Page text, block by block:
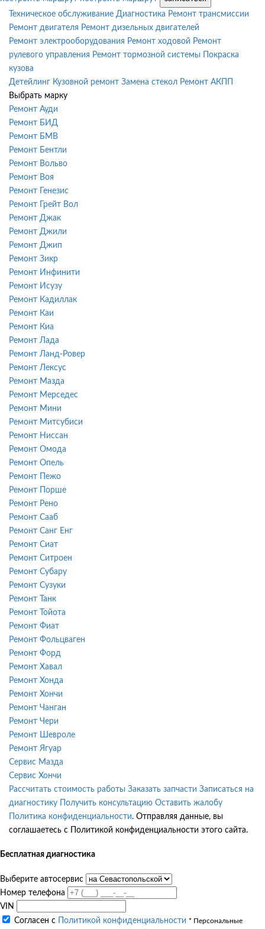
Техническое обслуживание Диагностика Ремонт трансмиссии
Ремонт двигателя Ремонт дизельных двигателей
Ремонт электрооборудования Ремонт ходовой Ремонт
рулевого управления Ремонт тормозной системы
Покраска
кузова
Детейлинг Кузовной ремонт Замена стекол Ремонт АКПП
Выбрать марку
Ремонт Ауди
Ремонт БИД
Ремонт БМВ
Ремонт Бентли
Ремонт Вольво
Ремонт Воя
Ремонт Генезис
Ремонт Грейт Вол
Ремонт Джак
Ремонт Джили
Ремонт Джип
Ремонт Зикр
Ремонт Инфинити
Ремонт Исузу
Ремонт Кадиллак
Ремонт Каи
Ремонт Киа
Ремонт Лада
Ремонт Ланд-Ровер
Ремонт Лексус
Ремонт Мазда
Ремонт Мерседес
Ремонт Мини
Ремонт Митсубиси
Ремонт Ниссан
Ремонт Омода
Ремонт Опель
Ремонт Пежо
Ремонт Порше
Ремонт Рено
Ремонт Сааб
Ремонт Санг Енг
Ремонт Сиат
Ремонт Ситроен
Ремонт Субару
Ремонт Сузуки
Ремонт Танк
Ремонт Тойота
Ремонт Фиат
Ремонт Фольцваген
Ремонт Форд
Ремонт Хавал
Ремонт Хонда
Ремонт Хончи
Ремонт Чанган
Ремонт Чери
Ремонт Шевроле
Ремонт Ягуар
Сервис Мазда
Сервис Хончи
Рассчитать стоимость работы Заказать запчасти Записаться на
диагностику
Получить консультацию Оставить жалобу
Политика конфиденциальности. Отправляя данные, вы
соглашаетесь с Политикой конфиденциальности этого сайта.
Бесплатная диагностика
Выберите автосервис
Номер телефона
VIN
Согласен с
Политикой конфиденциальности * Персональные